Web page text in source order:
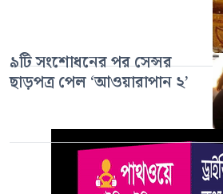
৯টি সংশোধনের পর সেন্সর
ছাড়পত্র পেল ‘আওয়ারাপান ২’